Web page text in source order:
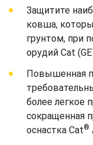
Защитите
ковша,
грунтом, при
орудий Cat
Повышенная
более легкое
сокращенная
оснастка Cat®